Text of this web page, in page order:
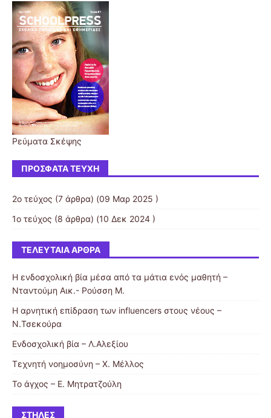
Ρεύματα Σκέψης
ΠΡΌΣΦΑΤΑ ΤΕΎΧΗ
2o τεύχος (7 άρθρα) (09 Μαρ 2025 )
1ο τεύχος (8 άρθρα) (10 Δεκ 2024 )
ΤΕΛΕΥΤΑΊΑ ΆΡΘΡΑ
Η ενδοσχολική βία μέσα από τα μάτια ενός μαθητή –
Νταντούμη Αικ.- Ρούσση Μ.
Η αρνητική επίδραση των influencers στους νέους –
Ν.Τσεκούρα
Ενδοσχολική βία – Λ.Αλεξίου
Τεχνητή νοημοσύνη – Χ. Μέλλος
Το άγχος – Ε. Μητρατζούλη
ΣΤΉΛΕΣ